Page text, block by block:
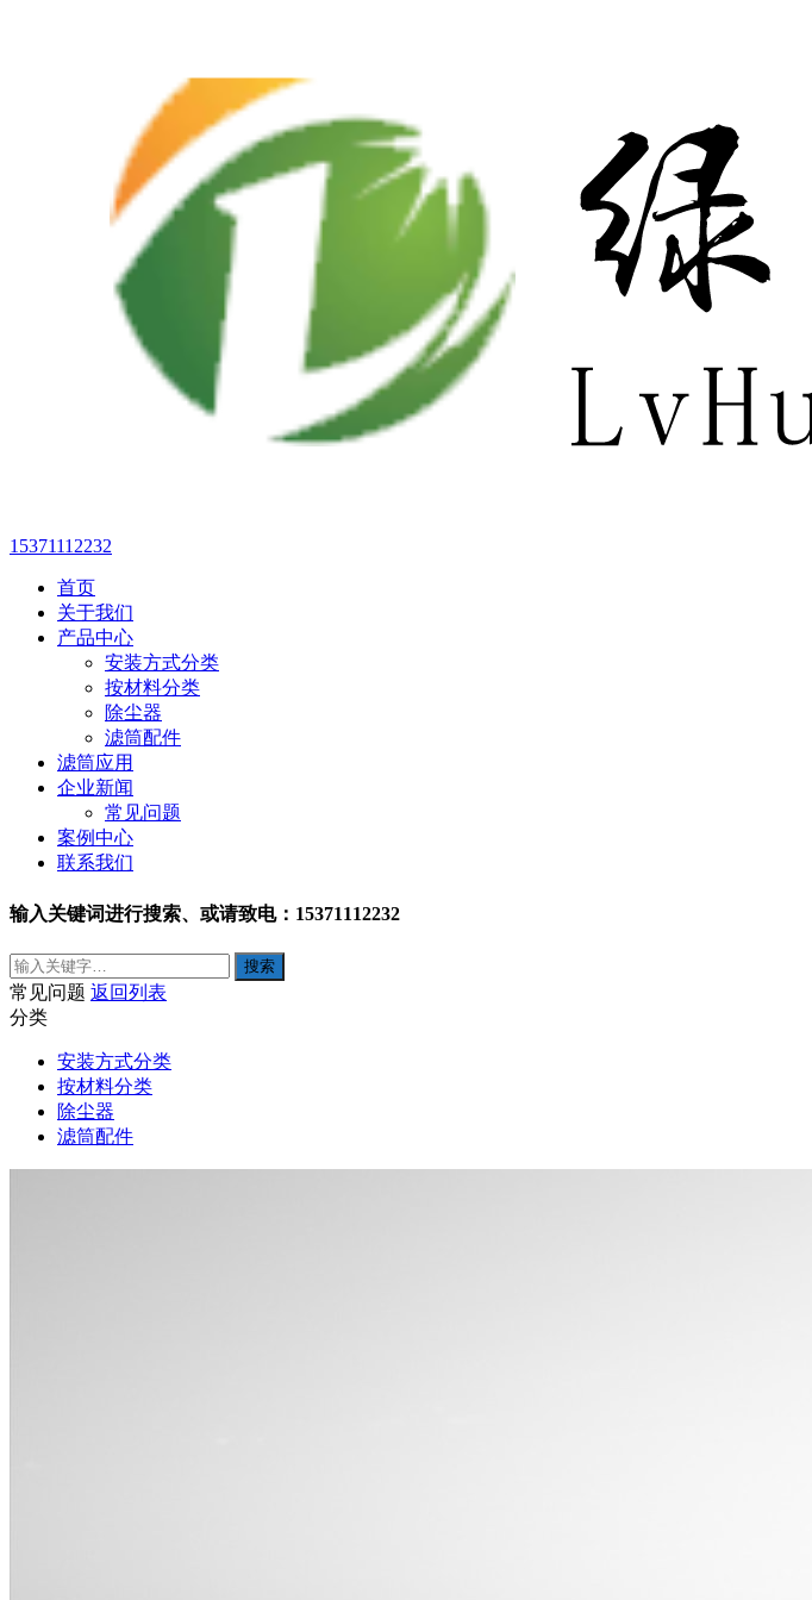
15371112232
首页
关于我们
产品中心
安装方式分类
按材料分类
除尘器
滤筒配件
滤筒应用
企业新闻
常见问题
案例中心
联系我们
输入关键词进行搜索、或请致电：15371112232
常见问题 返回列表
分类
安装方式分类
按材料分类
除尘器
滤筒配件